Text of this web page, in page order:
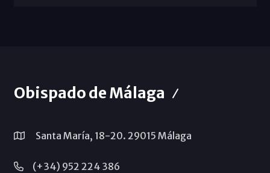
Obispado de Málaga
Santa María, 18-20. 29015 Málaga
(+34) 952 224 386